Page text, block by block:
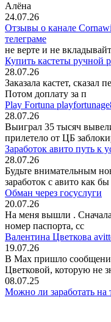
Алёна
24.07.26
Отзывы о канале
телеграме
не верте и не
Купить кастеты ручной
28.07.26
Заказала кастет, сказал
Потом доплату за п
Play Fortuna
28.07.26
Выиграл 35 тысяч
прилетело от ЦБ
Заработок авито путь к
28.07.26
Будьте внимательным
заработок с авито как
Обман через госуслуги
20.07.26
На меня вышли .
номер паспорта, сс
Валентина Цветкова
19.07.26
В Мах пришло
Цветковой, которую не
08.07.25
Можно ли заработать на